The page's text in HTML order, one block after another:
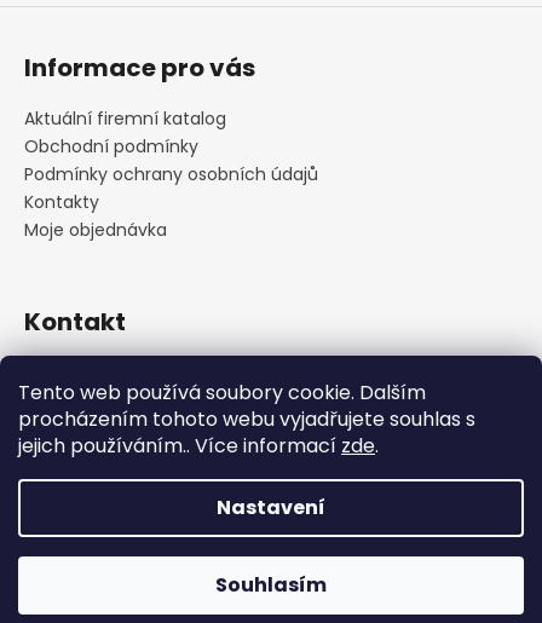
Tento web používá soubory cookie. Dalším
procházením tohoto webu vyjadřujete souhlas s
jejich používáním.. Více informací zde.
Nastavení
Souhlasím
Informace pro vás
Aktuální firemní katalog
Obchodní podmínky
Podmínky ochrany osobních údajů
Kontakty
Moje objednávka
Kontakt
+420 222 316 990
https://www.facebook.com/cskarlin
Copyright 2026Concept Store Karlín. Všechna práva
Upravit nastavení cookies